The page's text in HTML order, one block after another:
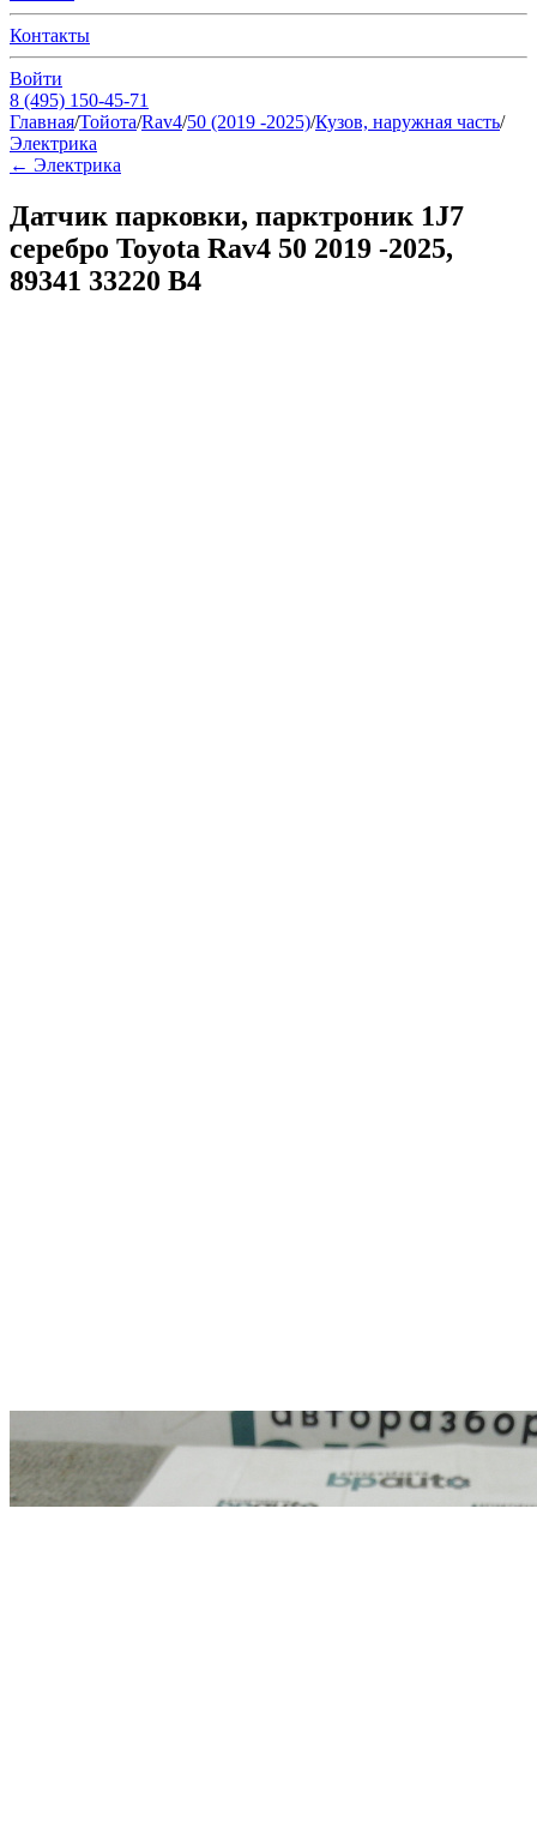
Контакты
Войти
8 (495) 150-45-71
Главная/Тойота/Rav4/50 (2019 -2025)/Кузов, наружная часть/
Электрика
← Электрика
Датчик парковки, парктроник 1J7
серебро Toyota Rav4 50 2019 -2025,
89341 33220 B4